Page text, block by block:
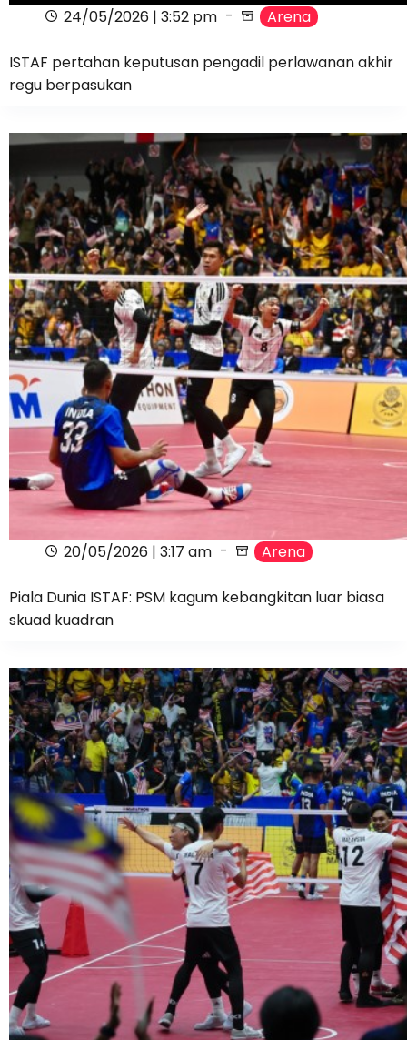
24/05/2026 | 3:52 pm Arena
ISTAF pertahan keputusan pengadil perlawanan akhir
regu berpasukan
20/05/2026 | 3:17 am Arena
Piala Dunia ISTAF: PSM kagum kebangkitan luar biasa
skuad kuadran